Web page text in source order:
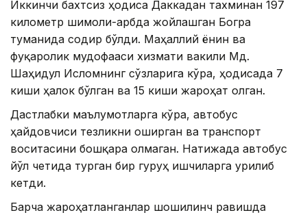
Иккинчи бахтсиз ҳодиса Даккадан тахминан 197
километр шимоли-ғарбда жойлашган Богра
туманида содир бўлди. Маҳаллий ёнғин ва
фуқаролик мудофааси хизмати вакили Мд.
Шаҳидул Исломнинг сўзларига кўра, ҳодисада 7
киши ҳалок бўлган ва 15 киши жароҳат олган.
Дастлабки маълумотларга кўра, автобус
ҳайдовчиси тезликни оширган ва транспорт
воситасини бошқара олмаган. Натижада автобус
йўл четида турган бир гуруҳ ишчиларга урилиб
кетди.
Барча жароҳатланганлар шошилинч равишда